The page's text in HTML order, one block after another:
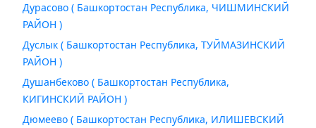
Дурасово ( Башкортостан Республика, ЧИШМИНСКИЙ
РАЙОН )
Дуслык ( Башкортостан Республика, ТУЙМАЗИНСКИЙ
РАЙОН )
Душанбеково ( Башкортостан Республика,
КИГИНСКИЙ РАЙОН )
Дюмеево ( Башкортостан Республика, ИЛИШЕВСКИЙ